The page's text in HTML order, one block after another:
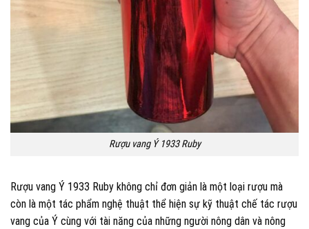
Rượu vang Ý 1933 Ruby
Rượu vang Ý 1933 Ruby không chỉ đơn giản là một loại rượu mà
còn là một tác phẩm nghệ thuật thể hiện sự kỹ thuật chế tác rượu
vang của Ý cùng với tài năng của những người nông dân và nông